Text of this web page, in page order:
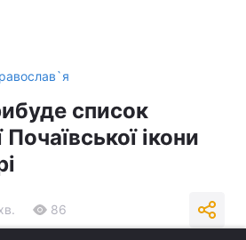
список
ікони
86